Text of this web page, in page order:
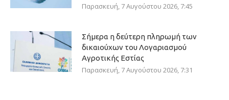
Παρασκευή, 7 Αυγούστου 2026, 7:45
Σήμερα η δεύτερη πληρωμή των
δικαιούχων του Λογαριασμού
Αγροτικής Εστίας
Παρασκευή, 7 Αυγούστου 2026, 7:31